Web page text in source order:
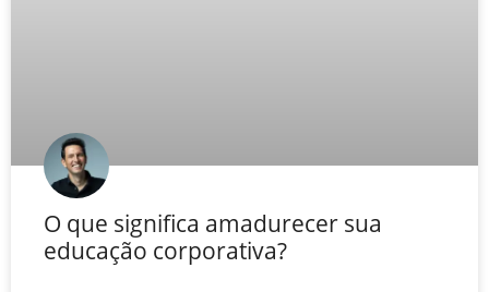
O que significa amadurecer sua
educação corporativa?